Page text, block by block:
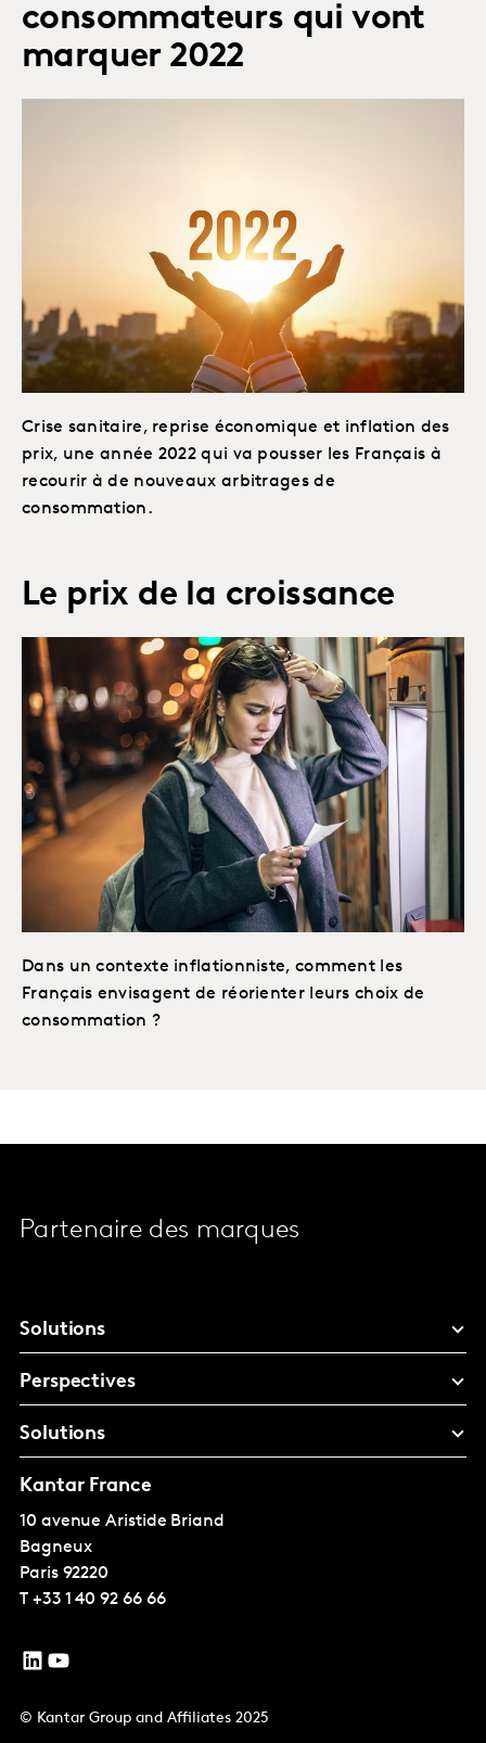
consommateurs qui vont
marquer 2022
Crise sanitaire, reprise économique et inflation des
prix, une année 2022 qui va pousser les Français à
recourir à de nouveaux arbitrages de
consommation.
Le prix de la croissance
Dans un contexte inflationniste, comment les
Français envisagent de réorienter leurs choix de
consommation ?
Partenaire des marques
Solutions
Perspectives
Solutions
Kantar France
10 avenue Aristide Briand
Bagneux
Paris 92220
T +33 1 40 92 66 66
© Kantar Group and Affiliates 2025